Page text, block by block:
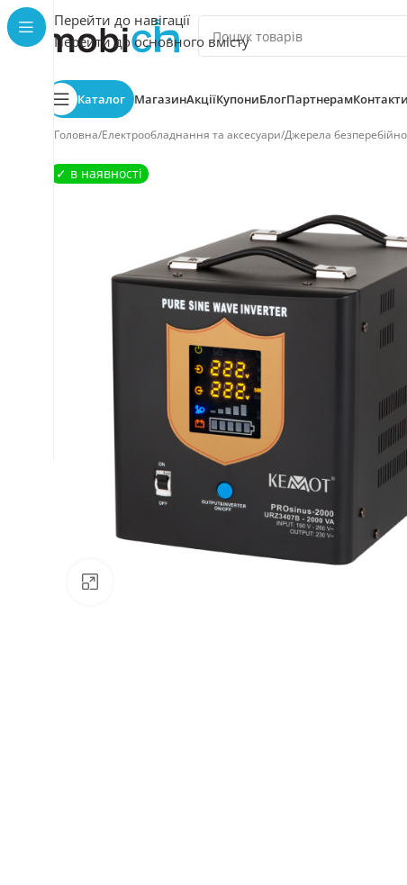
Перейти до навігації
Перейти до основного вмісту
Каталог МагазинАкціїКупониБлогПартнерамКонтакти
Головна/Електрообладнання та аксесуари/Джерела